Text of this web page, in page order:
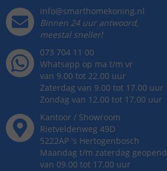
info@smarthomekoning.nl
Binnen 24 uur antwoord,
meestal sneller!
073 704 11 00
Whatsapp op ma t/m vr
van 9.00 tot 22.00 uur
Zaterdag van 9.00 tot 17.00 uur
Zondag van 12.00 tot 17.00 uur
Kantoor / Showroom
Rietveldenweg 49D
5222AP 's Hertogenbosch
Maandag t/m zaterdag geopend
van 09.00 tot 17.00 uur